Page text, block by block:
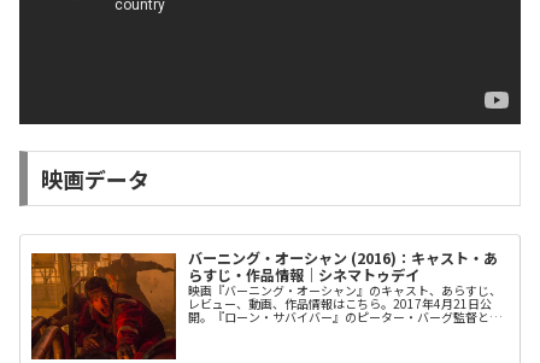
映画データ
バーニング・オーシャン (2016)：キャスト・あ
らすじ・作品情報｜シネマトゥデイ
映画『バーニング・オーシャン』のキャスト、あらすじ、
レビュー、動画、作品情報はこちら。2017年4月21日公
開。『ローン・サバイバー』のピーター・バーグ監督とマ